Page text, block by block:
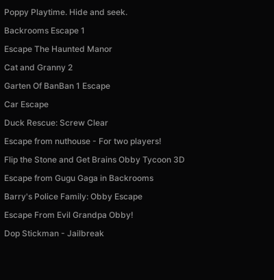
Poppy Playtime. Hide and seek.
Backrooms Escape 1
Escape The Haunted Manor
Cat and Granny 2
Garten Of BanBan 1 Escape
Car Escape
Duck Rescue: Screw Clear
Escape from nuthouse - For two players!
Flip the Stone and Get Brains Obby Tycoon 3D
Escape from Gugu Gaga in Backrooms
Barry's Police Family: Obby Escape
Escape From Evil Grandpa Obby!
Dop Stickman - Jailbreak